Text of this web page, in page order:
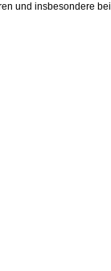
und insbesondere